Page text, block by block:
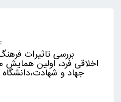
بررسی تاثیرات
اخلاقی فرد، اولین همایش